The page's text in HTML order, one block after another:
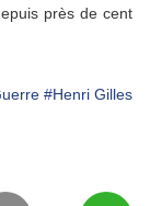
près de cent
#Henri Gilles